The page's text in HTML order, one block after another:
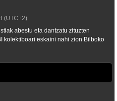
(UTC+2)
abestu eta dantzatu zituzten
kolektiboari eskaini nahi zion Bilboko